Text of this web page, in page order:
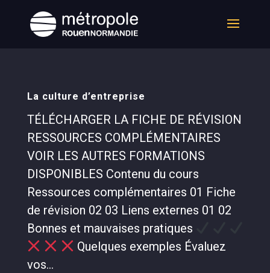
La culture d’entreprise
TÉLÉCHARGER LA FICHE DE RÉVISION
RESSOURCES COMPLÉMENTAIRES
VOIR LES AUTRES FORMATIONS
DISPONIBLES Contenu du cours
Ressources complémentaires 01 Fiche
de révision 02 03 Liens externes 01 02
Bonnes et mauvaises pratiques
Quelques exemples Évaluez
vos...